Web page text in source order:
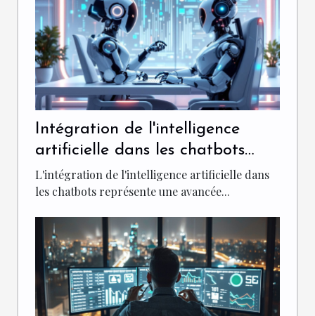
Intégration de l'intelligence
artificielle dans les chatbots
pour une meilleure
personnalisation
L'intégration de l'intelligence artificielle dans
les chatbots représente une avancée...